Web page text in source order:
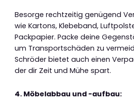
Besorge rechtzeitig genügend
wie Kartons, Klebeband,
Packpapier. Packe deine
um Transportschäden zu
Schröder bietet auch einen
der dir Zeit und Mühe spart.
4. Möbelabbau und -aufbau: